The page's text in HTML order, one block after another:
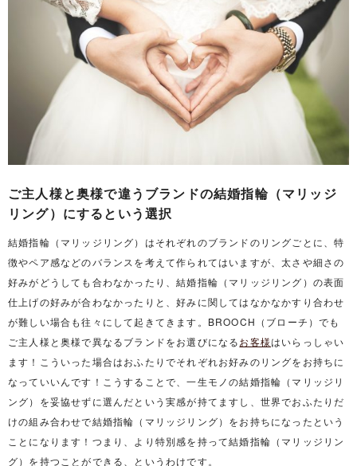
ご主人様と奥様で違うブランドの結婚指輪（マリッジ
リング）にするという選択
結婚指輪（マリッジリング）はそれぞれのブランドのリングごとに、特
徴やペア感などのバランスを考えて作られてはいますが、太さや細さの
好みがどうしても合わなかったり、結婚指輪（マリッジリング）の表面
仕上げの好みが合わなかったりと、好みに関してはなかなかすり合わせ
が難しい場合も往々にして起きてきます。BROOCH（ブローチ）でも
ご主人様と奥様で異なるブランドをお選びになるお客様はいらっしゃい
ます！こういった場合はおふたりでそれぞれお好みのリングをお持ちに
なっていいんです！こうすることで、一生モノの結婚指輪（マリッジリ
ング）を妥協せずに選んだという実感が持てますし、世界でおふたりだ
けの組み合わせで結婚指輪（マリッジリング）をお持ちになったという
ことになります！つまり、より特別感を持って結婚指輪（マリッジリン
グ）を持つことができる、というわけです。